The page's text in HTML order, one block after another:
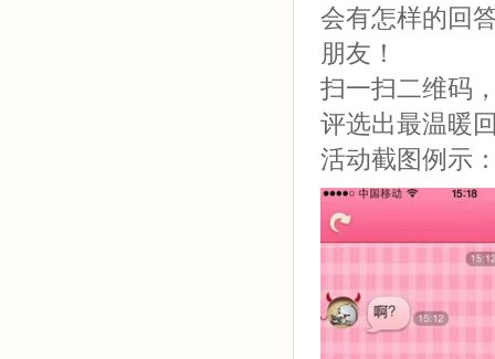
会有怎样的回
朋友！
扫一扫二维码
评选出最温暖
活动截图例示